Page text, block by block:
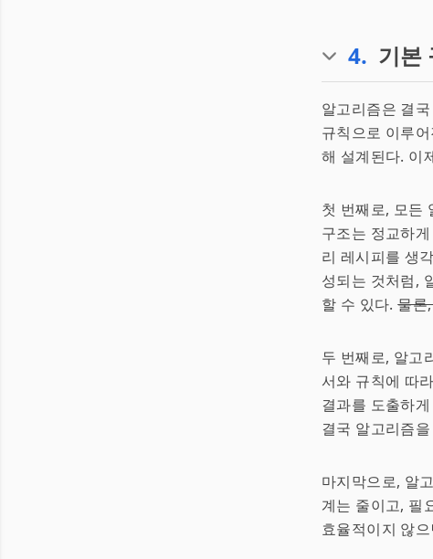
4. 기본
알고리즘은 결
규칙으로 이루
해 설계된다. 이
첫 번째로, 모든
구조는 정교하
리 레시피를 생
성되는 것처럼,
할 수 있다.물론
두 번째로, 알고
서와 규칙에 따
결과를 도출하
결국 알고리즘
마지막으로, 알
계는 줄이고, 필
효율적이지 않